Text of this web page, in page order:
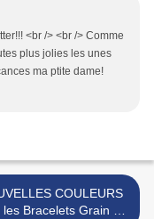
<br /> <br /> Comme
plus jolies les unes
ma ptite dame!
COULEURS
Bracelets Grain de